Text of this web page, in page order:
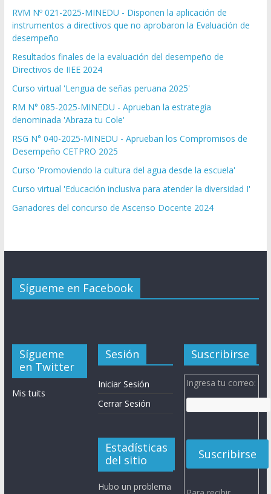
RVM Nº 021-2025-MINEDU - Disponen la aplicación de
instrumentos a directivos que no aprobaron la Evaluación de
desempeño
Resultados finales de la evaluación del desempeño de
Directivos de IIEE 2024
Curso virtual 'Lengua de señas peruana 2025'
RM N° 085-2025-MINEDU - Aprueban la estrategia
denominada 'Abraza tu Cole'
RSG N° 040-2025-MINEDU - Aprueban los Compromisos de
Desempeño CETPRO 2025
Curso 'Promoviendo la cultura del agua desde la escuela'
Curso virtual 'Educación inclusiva para atender la diversidad I'
Ganadores del concurso de Ascenso Docente 2024
Sígueme en Facebook
Sígueme
en Twitter
Mis tuits
Sesión
Iniciar Sesión
Cerrar Sesión
Estadísticas
del sitio
Hubo un problema
Suscribirse
Ingresa tu correo: